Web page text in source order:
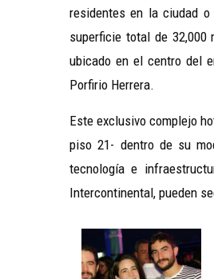
residentes en la ciudad o
superficie total de 32,000
ubicado en el centro del
Porfirio Herrera.
Este exclusivo complejo
piso 21- dentro de su
tecnología e
Intercontinental, pueden